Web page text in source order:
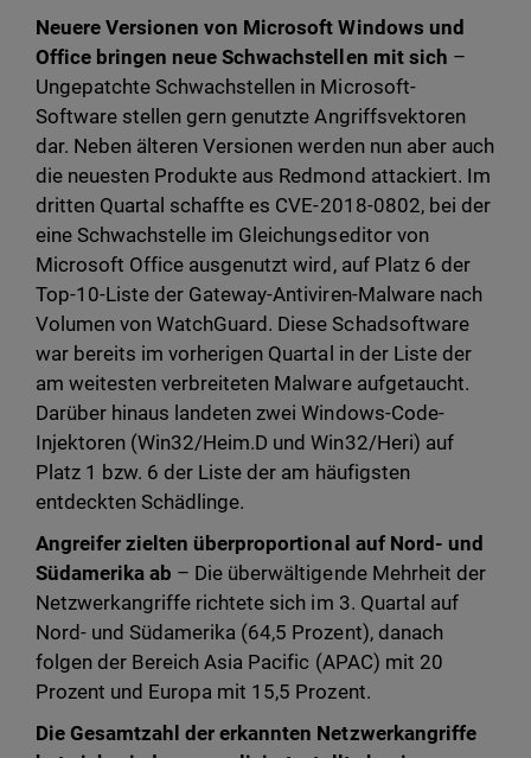
Neuere Versionen von Microsoft Windows und
Office bringen neue Schwachstellen mit sich –
Ungepatchte Schwachstellen in Microsoft-
Software stellen gern genutzte Angriffsvektoren
dar. Neben älteren Versionen werden nun aber auch
die neuesten Produkte aus Redmond attackiert. Im
dritten Quartal schaffte es CVE-2018-0802, bei der
eine Schwachstelle im Gleichungseditor von
Microsoft Office ausgenutzt wird, auf Platz 6 der
Top-10-Liste der Gateway-Antiviren-Malware nach
Volumen von WatchGuard. Diese Schadsoftware
war bereits im vorherigen Quartal in der Liste der
am weitesten verbreiteten Malware aufgetaucht.
Darüber hinaus landeten zwei Windows-Code-
Injektoren (Win32/Heim.D und Win32/Heri) auf
Platz 1 bzw. 6 der Liste der am häufigsten
entdeckten Schädlinge.
Angreifer zielten überproportional auf Nord- und
Südamerika ab – Die überwältigende Mehrheit der
Netzwerkangriffe richtete sich im 3. Quartal auf
Nord- und Südamerika (64,5 Prozent), danach
folgen der Bereich Asia Pacific (APAC) mit 20
Prozent und Europa mit 15,5 Prozent.
Die Gesamtzahl der erkannten Netzwerkangriffe